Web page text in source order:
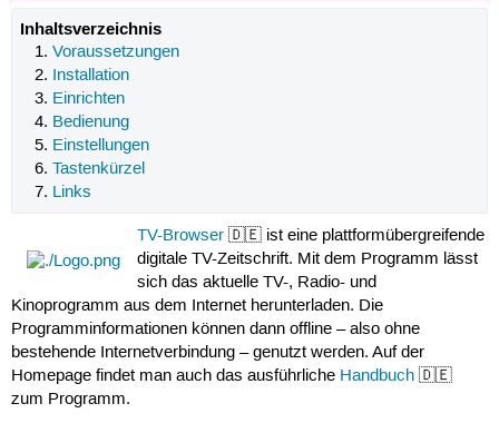
Inhaltsverzeichnis
Voraussetzungen
Installation
Einrichten
Bedienung
Einstellungen
Tastenkürzel
Links
TV-Browser 🇩🇪 ist eine plattformübergreifende
digitale TV-Zeitschrift. Mit dem Programm lässt
sich das aktuelle TV-, Radio- und
Kinoprogramm aus dem Internet herunterladen. Die
Programminformationen können dann offline – also ohne
bestehende Internetverbindung – genutzt werden. Auf der
Homepage findet man auch das ausführliche Handbuch🇩🇪
zum Programm.